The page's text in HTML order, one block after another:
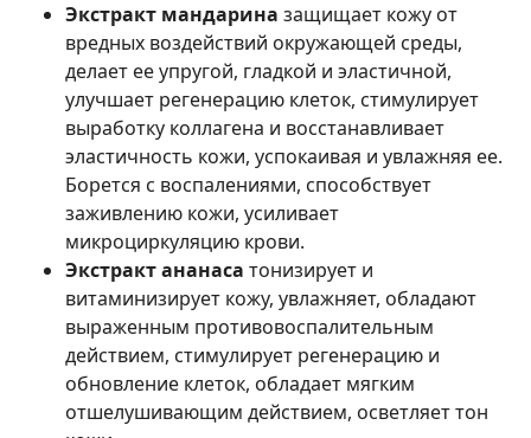
Экстракт мандарина защищает кожу от
вредных воздействий окружающей среды,
делает ее упругой, гладкой и эластичной,
улучшает регенерацию клеток, стимулирует
выработку коллагена и восстанавливает
эластичность кожи, успокаивая и увлажняя ее.
Борется с воспалениями, способствует
заживлению кожи, усиливает
микроциркуляцию крови.
Экстракт ананаса тонизирует и
витаминизирует кожу, увлажняет, обладают
выраженным противовоспалительным
действием, стимулирует регенерацию и
обновление клеток, обладает мягким
отшелушивающим действием, осветляет тон